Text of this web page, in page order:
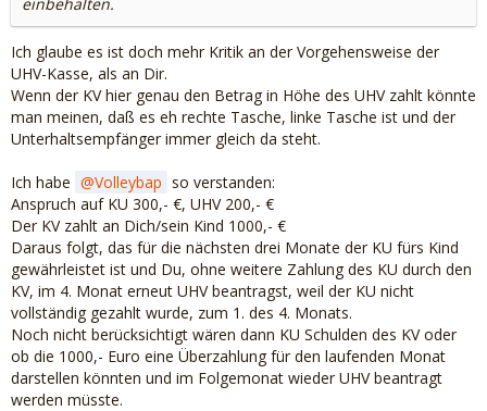
Ich glaube es ist doch mehr Kritik an der Vorgehensweise der
UHV-Kasse, als an Dir.
Wenn der KV hier genau den Betrag in Höhe des UHV zahlt könnte
man meinen, daß es eh rechte Tasche, linke Tasche ist und der
Unterhaltsempfänger immer gleich da steht.
Ich habe Volleybap so verstanden:
Anspruch auf KU 300,- €, UHV 200,- €
Der KV zahlt an Dich/sein Kind 1000,- €
Daraus folgt, das für die nächsten drei Monate der KU fürs Kind
gewährleistet ist und Du, ohne weitere Zahlung des KU durch den
KV, im 4. Monat erneut UHV beantragst, weil der KU nicht
vollständig gezahlt wurde, zum 1. des 4. Monats.
Noch nicht berücksichtigt wären dann KU Schulden des KV oder
ob die 1000,- Euro eine Überzahlung für den laufenden Monat
darstellen könnten und im Folgemonat wieder UHV beantragt
werden müsste.